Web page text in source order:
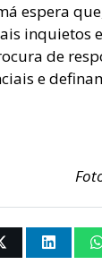
espera
inquietos e
de
e